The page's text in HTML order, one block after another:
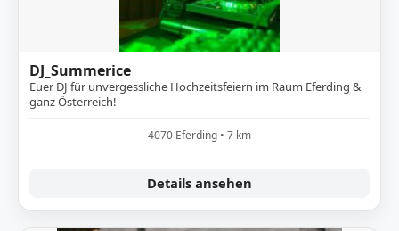
DJ_Summerice
Euer DJ für unvergessliche Hochzeitsfeiern im Raum Eferding &
ganz Österreich!
4070 Eferding • 7 km
Details ansehen